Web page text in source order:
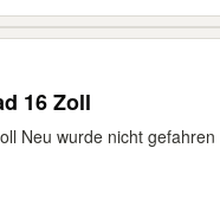
16 Zoll
Neu wurde nicht